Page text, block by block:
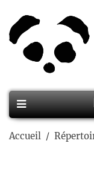
Accueil